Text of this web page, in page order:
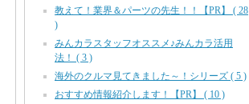
教えて！業界＆パーツの先生！！【PR】 ( 28
)
みんカラスタッフオススメ♪みんカラ活用
法！ ( 3 )
海外のクルマ見てきました～！シリーズ ( 5 )
おすすめ情報紹介します！【PR】 ( 10 )